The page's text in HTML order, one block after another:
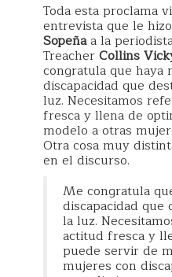
Toda esta proclama
entrevista que le hizo
Sopeñaa la
TreacherCollins
congratula que haya
discapacidad que
luz. Necesitamos
fresca y llena de
modelo a otras
Otra cosa muy
en el discurso.
Me congratula
discapacidad que
la luz.
actitud fresca y
puede servir de
mujeres con